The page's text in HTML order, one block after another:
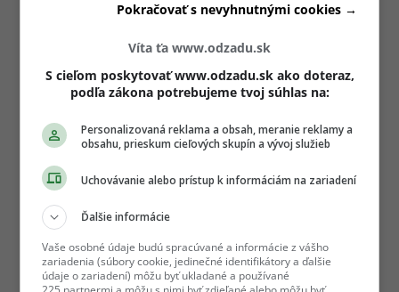
Víta ťa www.odzadu.sk
S cieľom poskytovať www.odzadu.sk ako doteraz,
podľa zákona potrebujeme tvoj súhlas na:
Personalizovaná reklama a obsah, meranie reklamy a
obsahu, prieskum cieľových skupín a vývoj služieb
Uchovávanie alebo prístup k informáciám na zariadení
Ďalšie informácie
Vaše osobné údaje budú spracúvané a informácie z vášho
zariadenia (súbory cookie, jedinečné identifikátory a ďalšie
údaje o zariadení) môžu byť ukladané a používané
Pokračovať s nevyhnutnými cookies →